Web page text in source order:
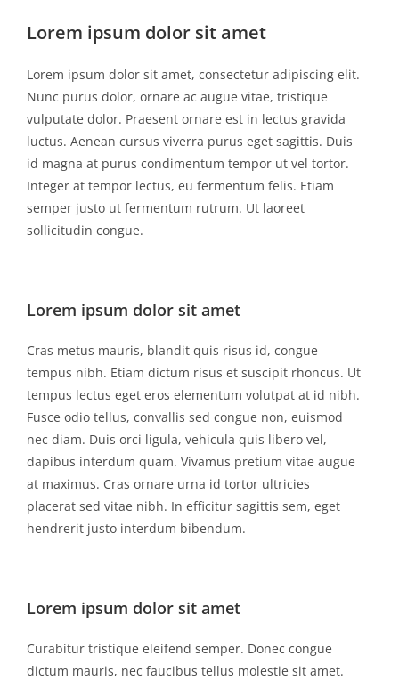
Lorem ipsum dolor sit amet
Lorem ipsum dolor sit amet, consectetur adipiscing elit.
Nunc purus dolor, ornare ac augue vitae, tristique
vulputate dolor. Praesent ornare est in lectus gravida
luctus. Aenean cursus viverra purus eget sagittis. Duis
id magna at purus condimentum tempor ut vel tortor.
Integer at tempor lectus, eu fermentum felis. Etiam
semper justo ut fermentum rutrum. Ut laoreet
sollicitudin congue.
Lorem ipsum dolor sit amet
Cras metus mauris, blandit quis risus id, congue
tempus nibh. Etiam dictum risus et suscipit rhoncus. Ut
tempus lectus eget eros elementum volutpat at id nibh.
Fusce odio tellus, convallis sed congue non, euismod
nec diam. Duis orci ligula, vehicula quis libero vel,
dapibus interdum quam. Vivamus pretium vitae augue
at maximus. Cras ornare urna id tortor ultricies
placerat sed vitae nibh. In efficitur sagittis sem, eget
hendrerit justo interdum bibendum.
Lorem ipsum dolor sit amet
Curabitur tristique eleifend semper. Donec congue
dictum mauris, nec faucibus tellus molestie sit amet.